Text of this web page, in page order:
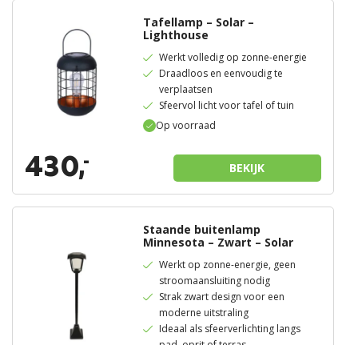
Op voorraad
Tafellamp – Solar –
Lighthouse
Werkt volledig op zonne-energie
Draadloos en eenvoudig te
verplaatsen
Sfeervol licht voor tafel of tuin
430,- BEKIJK
Staande buitenlamp
Minnesota – Zwart – Solar
Werkt op zonne-energie, geen
stroomaansluiting nodig
Strak zwart design voor een
moderne uitstraling
Ideaal als sfeerverlichting langs